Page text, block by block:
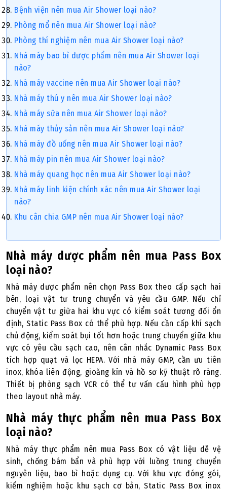
Bệnh viện nên mua Air Shower loại nào?
Phòng mổ nên mua Air Shower loại nào?
Phòng thí nghiệm nên mua Air Shower loại nào?
Nhà máy bao bì dược phẩm nên mua Air Shower loại
nào?
Nhà máy vaccine nên mua Air Shower loại nào?
Nhà máy thú y nên mua Air Shower loại nào?
Nhà máy sữa nên mua Air Shower loại nào?
Nhà máy thủy sản nên mua Air Shower loại nào?
Nhà máy đồ uống nên mua Air Shower loại nào?
Nhà máy pin nên mua Air Shower loại nào?
Nhà máy quang học nên mua Air Shower loại nào?
Nhà máy linh kiện chính xác nên mua Air Shower loại
nào?
Khu cân chia GMP nên mua Air Shower loại nào?
Nhà máy dược phẩm nên mua Pass Box
loại nào?
Nhà máy dược phẩm nên chọn Pass Box theo cấp sạch hai
bên, loại vật tư trung chuyển và yêu cầu GMP. Nếu chỉ
chuyển vật tư giữa hai khu vực có kiểm soát tương đối ổn
định, Static Pass Box có thể phù hợp. Nếu cần cấp khí sạch
chủ động, kiểm soát bụi tốt hơn hoặc trung chuyển giữa khu
vực có yêu cầu sạch cao, nên cân nhắc Dynamic Pass Box
tích hợp quạt và lọc HEPA. Với nhà máy GMP, cần ưu tiên
inox, khóa liên động, gioăng kín và hồ sơ kỹ thuật rõ ràng.
Thiết bị phòng sạch VCR có thể tư vấn cấu hình phù hợp
theo layout nhà máy.
Nhà máy thực phẩm nên mua Pass Box
loại nào?
Nhà máy thực phẩm nên mua Pass Box có vật liệu dễ vệ
sinh, chống bám bẩn và phù hợp với luồng trung chuyển
nguyên liệu, bao bì hoặc dụng cụ. Với khu vực đóng gói,
kiểm nghiệm hoặc khu sạch cơ bản, Static Pass Box inox